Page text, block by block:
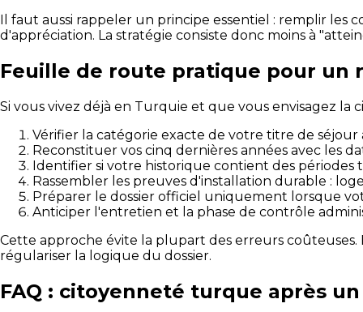
Il faut aussi rappeler un principe essentiel : remplir les
d'appréciation. La stratégie consiste donc moins à
Feuille de route pratique pour un
Si vous vivez déjà en Turquie et que vous envisagez
Vérifier la catégorie exacte de votre titre de séjour
Reconstituer vos cinq dernières années avec les
Identifier si votre historique contient des
Rassembler les preuves d'installation durable :
Préparer le dossier officiel uniquement lorsque
Anticiper l'entretien et la phase de contrôle
Cette approche évite la plupart des erreurs
régulariser la logique du dossier.
FAQ : citoyenneté turque après